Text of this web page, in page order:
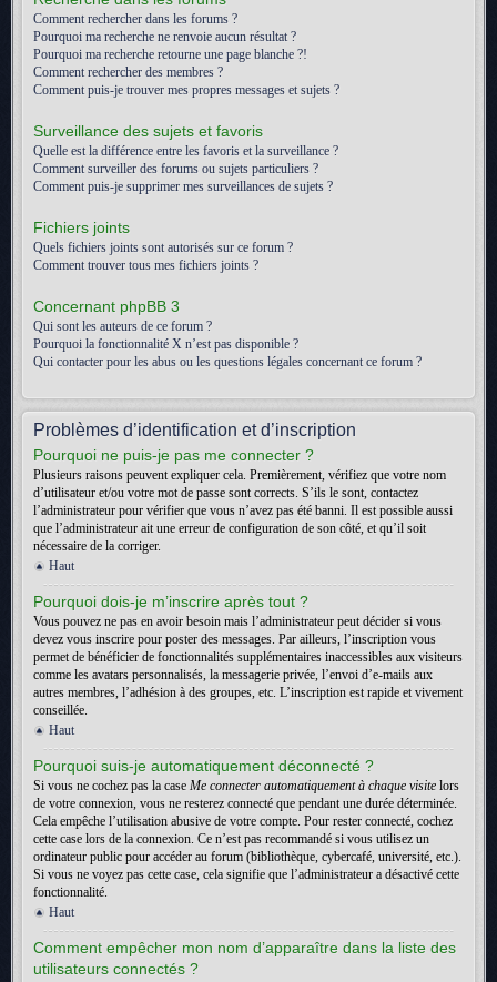
Comment rechercher dans les forums ?
Pourquoi ma recherche ne renvoie aucun résultat ?
Pourquoi ma recherche retourne une page blanche ?!
Comment rechercher des membres ?
Comment puis-je trouver mes propres messages et sujets ?
Surveillance des sujets et favoris
Quelle est la différence entre les favoris et la surveillance ?
Comment surveiller des forums ou sujets particuliers ?
Comment puis-je supprimer mes surveillances de sujets ?
Fichiers joints
Quels fichiers joints sont autorisés sur ce forum ?
Comment trouver tous mes fichiers joints ?
Concernant phpBB 3
Qui sont les auteurs de ce forum ?
Pourquoi la fonctionnalité X n’est pas disponible ?
Qui contacter pour les abus ou les questions légales concernant ce forum ?
Problèmes d’identification et d’inscription
Pourquoi ne puis-je pas me connecter ?
Plusieurs raisons peuvent expliquer cela. Premièrement, vérifiez que votre nom
d’utilisateur et/ou votre mot de passe sont corrects. S’ils le sont, contactez
l’administrateur pour vérifier que vous n’avez pas été banni. Il est possible aussi
que l’administrateur ait une erreur de configuration de son côté, et qu’il soit
nécessaire de la corriger.
Haut
Pourquoi dois-je m’inscrire après tout ?
Vous pouvez ne pas en avoir besoin mais l’administrateur peut décider si vous
devez vous inscrire pour poster des messages. Par ailleurs, l’inscription vous
permet de bénéficier de fonctionnalités supplémentaires inaccessibles aux visiteurs
comme les avatars personnalisés, la messagerie privée, l’envoi d’e-mails aux
autres membres, l’adhésion à des groupes, etc. L’inscription est rapide et vivement
conseillée.
Haut
Pourquoi suis-je automatiquement déconnecté ?
Si vous ne cochez pas la case Me connecter automatiquement à chaque visite lors
de votre connexion, vous ne resterez connecté que pendant une durée déterminée.
Cela empêche l’utilisation abusive de votre compte. Pour rester connecté, cochez
cette case lors de la connexion. Ce n’est pas recommandé si vous utilisez un
ordinateur public pour accéder au forum (bibliothèque, cybercafé, université, etc.).
Si vous ne voyez pas cette case, cela signifie que l’administrateur a désactivé cette
fonctionnalité.
Haut
Comment empêcher mon nom d’apparaître dans la liste des
utilisateurs connectés ?